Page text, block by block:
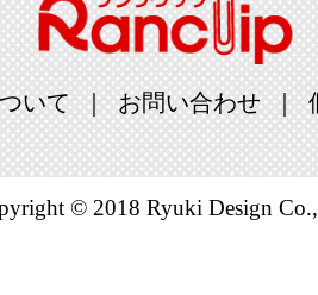
いて お問い合わせ
© 2018 Ryuki Design